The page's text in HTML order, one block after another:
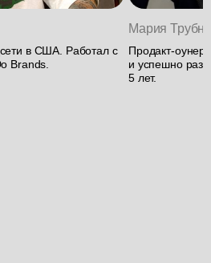
в США. Работал с
Brands.
Мария
Продакт-оунер
и успешно
5 лет.